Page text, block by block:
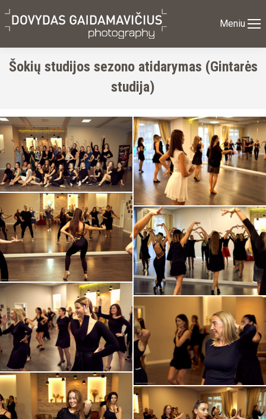
Meniu
Šokių studijos sezono atidarymas (Gintarės
studija)